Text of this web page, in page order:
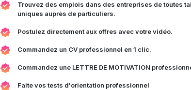
Trouvez des emplois dans des entreprises de toutes
uniques auprès de particuliers.
Postulez directement aux offres avec votre vidéo.
Commandez un CV professionnel en 1 clic.
Commandez une LETTRE DE MOTIVATION
Faite vos tests d'orientation professionnel